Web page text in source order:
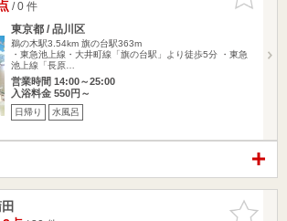
/ 0 件
東京都 / 品川区
鵜の木駅3.54km 旗の台駅363m
・東急池上線・大井町線「旗の台駅」より徒歩5分 ・東急
池上線「長原…
営業時間 14:00～25:00
入浴料金 550円～
日帰り 水風呂
お気に入